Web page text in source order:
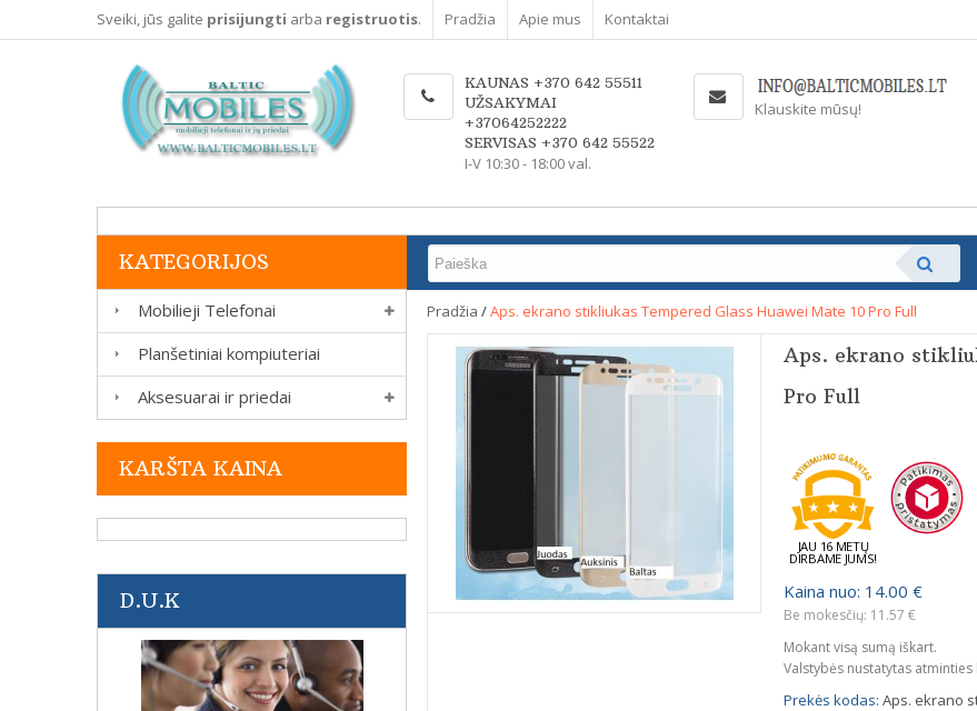
Sveiki, jūs galite prisijungti arba registruotis. Pradžia Apie mus Kontaktai
KAUNAS +370 642 55511
UŽSAKYMAI
+37064252222
SERVISAS +370 642 55522
I-V 10:30 - 18:00 val.
Klauskite mūsų!
KATEGORIJOS
Mobilieji Telefonai
Planšetiniai kompiuteriai
Aksesuarai ir priedai
KARŠTA KAINA
D.U.K
Pradžia /Aps. ekrano stikliukas Tempered Glass Huawei Mate 10 Pro Full
Aps. ekrano
Pro Full
JAU 16 METŲ
DIRBAME JUMS!
Kaina nuo: 14.00 €
Be mokesčių: 11.57 €
Mokant visą sumą iškart.
Valstybės nustatytas
Prekės kodas: Aps. ekrano